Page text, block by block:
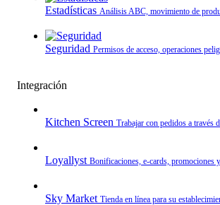
Estadísticas Análisis ABC, movimiento de
Seguridad Permisos de acceso, operaciones
Integración
Kitchen Screen Trabajar con pedidos a través
Loyallyst Bonificaciones, e‑cards, promociones
Sky Market Tienda en línea para su